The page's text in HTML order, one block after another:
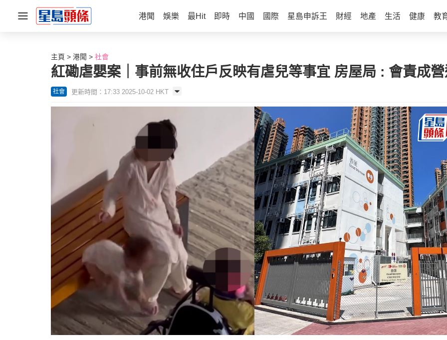
港聞 娛樂 最Hit 即時 中國 國際 星島申訴王 財經 地產 生活 健康 教
主頁 港聞 社會
紅磡虐嬰案｜事前無收住戶反映有虐兒等事宜 房屋局 : 會責成
社會 更新時間：17:33 2025-10-02 HKT